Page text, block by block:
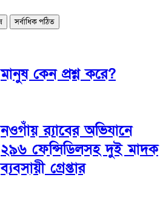
সর্বাধিক পঠিত
মানুষ কেন প্রশ্ন করে?
নওগাঁয় র‌্যাবের অভিযানে
২৯৬ ফেন্সিডিলসহ দুই মাদক
ব্যবসায়ী গ্রেপ্তার